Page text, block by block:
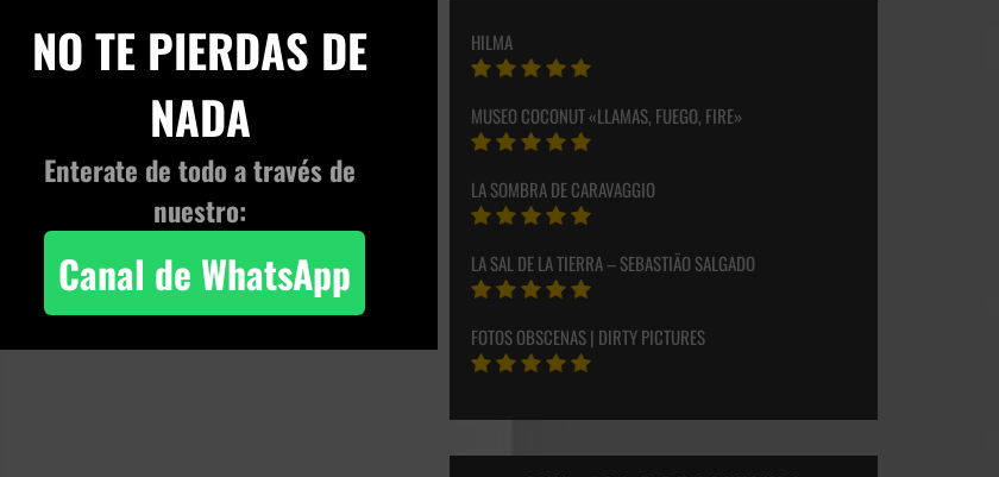
HILMA
MUSEO COCONUT «LLAMAS, FUEGO, FIRE»
LA SOMBRA DE CARAVAGGIO
LA SAL DE LA TIERRA – SEBASTIÃO SALGADO
FOTOS OBSCENAS | DIRTY PICTURES
NO TE PIERDAS DE
NADA
Enterate de todo a través de
nuestro:
Canal de WhatsApp